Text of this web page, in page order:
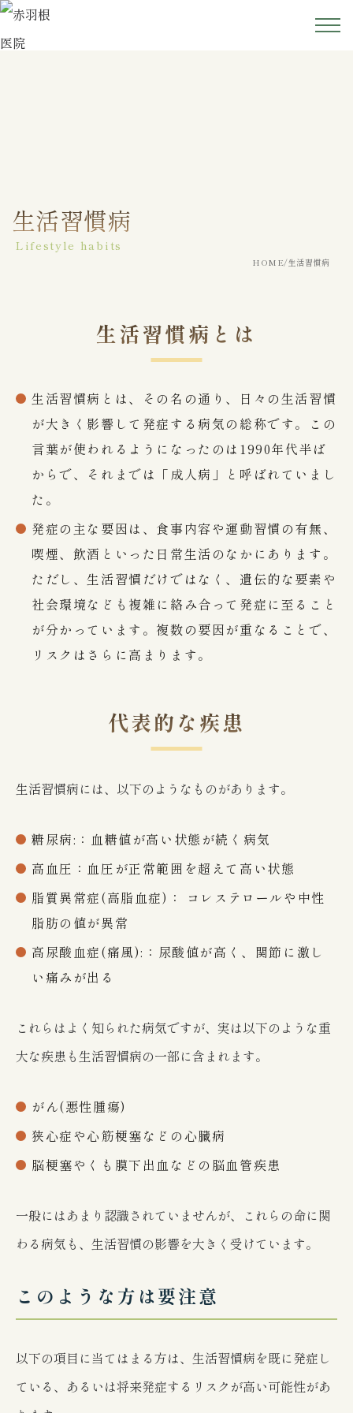
初めての方へ
診療案内
CONTACT
お問い合わせ
江東区で胃腸や肛門でお
悩みの方は
お気軽にご相談下さい
胃やお尻の不調は、早期の検査・治療が大切
です。 江東区で30年以上の実績を持つ専門医
が、
あなたのお悩みに真摯に向き合います。
生活習慣病
Lifestyle habits
HOME 生活習慣病
生活習慣病とは
生活習慣病とは、その名の通り、日々の生活習慣
が大きく影響して発症する病気の総称です。この
言葉が使われるようになったのは1990年代半ば
からで、それまでは「成人病」と呼ばれていまし
た。
発症の主な要因は、食事内容や運動習慣の有無、
喫煙、飲酒といった日常生活のなかにあります。
ただし、生活習慣だけではなく、遺伝的な要素や
社会環境なども複雑に絡み合って発症に至ること
が分かっています。複数の要因が重なることで、
リスクはさらに高まります。
代表的な疾患
生活習慣病には、以下のようなものがあります。
糖尿病:：血糖値が高い状態が続く病気
高血圧：血圧が正常範囲を超えて高い状態
脂質異常症(高脂血症)： コレステロールや中性
脂肪の値が異常
高尿酸血症(痛風):：尿酸値が高く、関節に激し
い痛みが出る
これらはよく知られた病気ですが、実は以下のような重
大な疾患も生活習慣病の一部に含まれます。
がん(悪性腫瘍)
狭心症や心筋梗塞などの心臓病
脳梗塞やくも膜下出血などの脳血管疾患
一般にはあまり認識されていませんが、これらの命に関
わる病気も、生活習慣の影響を大きく受けています。
このような方は要注意
以下の項目に当てはまる方は、生活習慣病を既に発症し
ている、あるいは将来発症するリスクが高い可能性があ